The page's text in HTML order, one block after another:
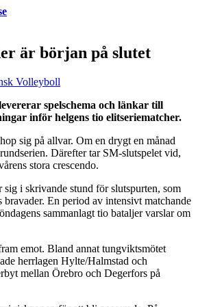
är början på slutet
Volleyboll
spelschema och länkar till
inför helgens tio elitseriematcher.
sig på allvar. Om en drygt en månad
Därefter tar SM-slutspelet vid,
stora crescendo.
sig i skrivande stund för slutspurten, som
bravader. En period av intensivt matchande
sammanlagt tio bataljer varslar om
emot. Bland annat tungviktsmötet
herrlagen Hylte/Halmstad och
mellan Örebro och Degerfors på